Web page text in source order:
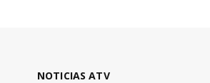
NOTICIAS ATV